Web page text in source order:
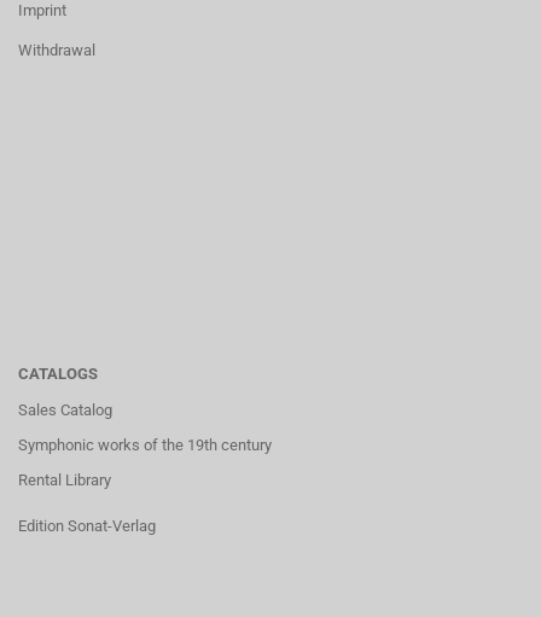
Imprint
Withdrawal
CATALOGS
Sales Catalog
Symphonic works of the 19th century
Rental Library
Edition Sonat-Verlag